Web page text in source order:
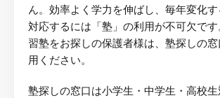
ん。効率よく学力を伸ばし、毎年変化
対応するには「塾」の利用が不可欠で
習塾をお探しの保護者様は、塾探しの窓
用ください。
塾探しの窓口は小学生・中学生・高校